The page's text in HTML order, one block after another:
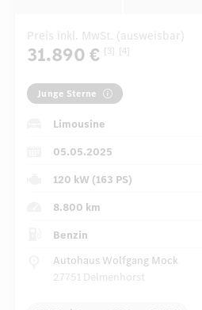
Preis inkl. MwSt. (ausweisbar)
31.890 € [3] [4]
Junge Sterne
Limousine
05.05.2025
120 kW (163 PS)
8.800 km
Benzin
Autohaus Wolfgang Mock
27751 Delmenhorst